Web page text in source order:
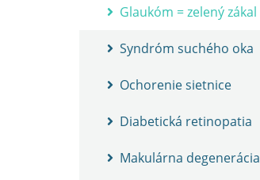
Glaukóm = zelený zákal
Syndróm suchého oka
Ochorenie sietnice
Diabetická retinopatia
Makulárna degenerácia